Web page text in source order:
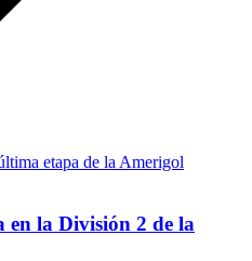
en la División 2 de la